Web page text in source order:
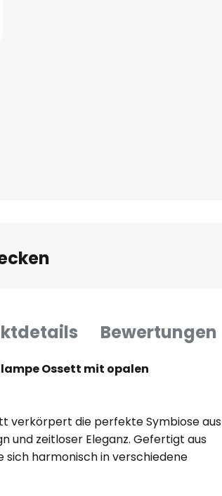
Bewertungen
Ossett mit opalen
verkörpert die perfekte Symbiose aus
und zeitloser Eleganz. Gefertigt aus
sich harmonisch in verschiedene
Oberfläche in